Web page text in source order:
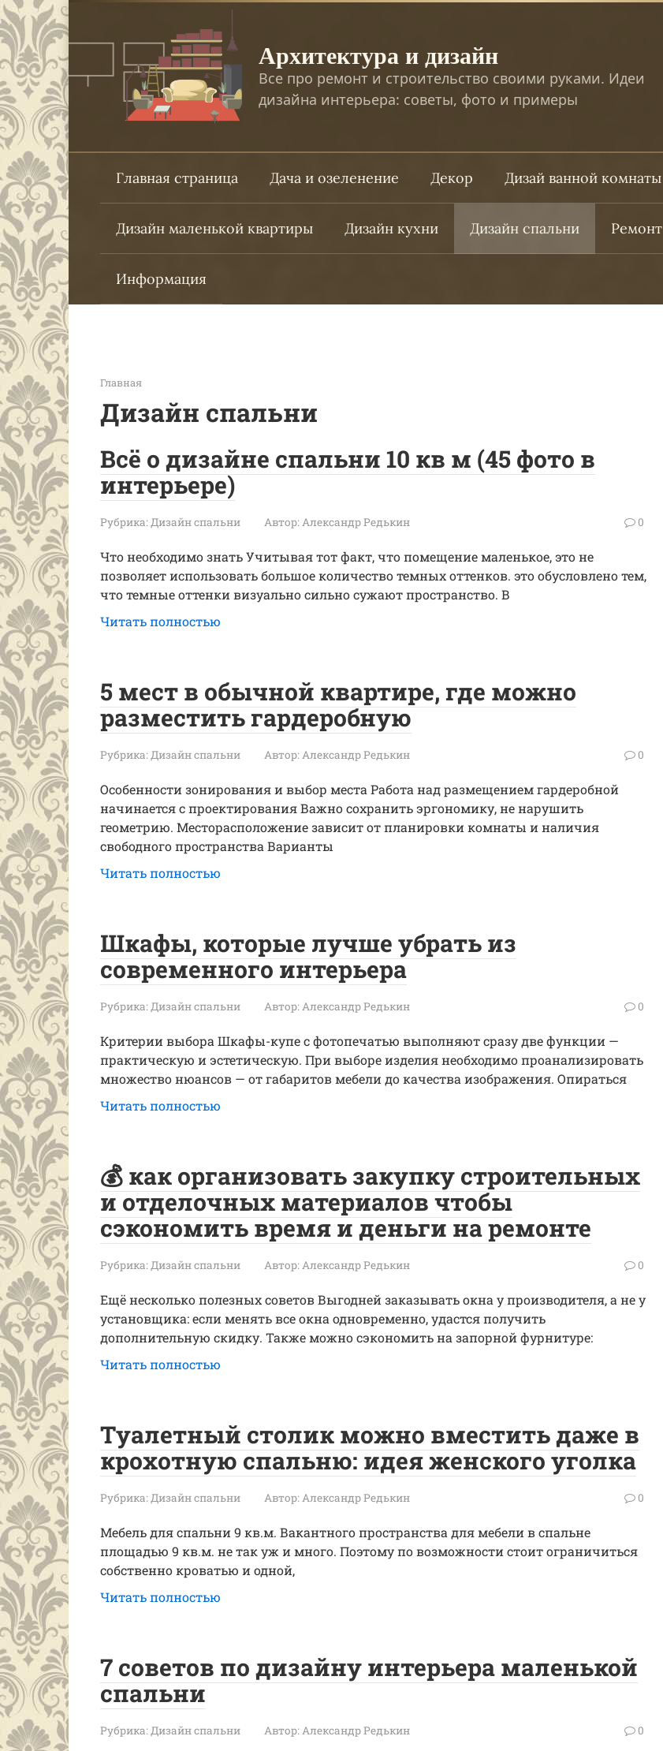
Перейти
к
контенту
Архитектура и дизайн
Все про ремонт и строительство своими руками. Идеи
дизайна интерьера: советы, фото и примеры
Главная страница Дача и озеленение Декор Дизай ванной комнаты
Дизайн маленькой квартиры Дизайн кухни Дизайн спальни Ремонт
Информация
Главная
Дизайн спальни
Всё о дизайне спальни 10 кв м (45 фото в
интерьере)
Рубрика:Дизайн спальни Автор:Александр Редькин 0
Что необходимо знать Учитывая тот факт, что помещение маленькое, это не
позволяет использовать большое количество темных оттенков. это обусловлено тем,
что темные оттенки визуально сильно сужают пространство. В
Читать полностью
5 мест в обычной квартире, где можно
разместить гардеробную
Рубрика:Дизайн спальни Автор:Александр Редькин 0
Особенности зонирования и выбор места Работа над размещением гардеробной
начинается с проектирования Важно сохранить эргономику, не нарушить
геометрию. Месторасположение зависит от планировки комнаты и наличия
свободного пространства Варианты
Читать полностью
Шкафы, которые лучше убрать из
современного интерьера
Рубрика:Дизайн спальни Автор:Александр Редькин 0
Критерии выбора Шкафы-купе с фотопечатью выполняют сразу две функции —
практическую и эстетическую. При выборе изделия необходимо проанализировать
множество нюансов — от габаритов мебели до качества изображения. Опираться
Читать полностью
💰 как организовать закупку строительных
и отделочных материалов чтобы
сэкономить время и деньги на ремонте
Рубрика:Дизайн спальни Автор:Александр Редькин 0
Ещё несколько полезных советов Выгодней заказывать окна у производителя, а не у
установщика: если менять все окна одновременно, удастся получить
дополнительную скидку. Также можно сэкономить на запорной фурнитуре:
Читать полностью
Туалетный столик можно вместить даже в
крохотную спальню: идея женского уголка
Рубрика:Дизайн спальни Автор:Александр Редькин 0
Мебель для спальни 9 кв.м. Вакантного пространства для мебели в спальне
площадью 9 кв.м. не так уж и много. Поэтому по возможности стоит ограничиться
собственно кроватью и одной,
Читать полностью
7 советов по дизайну интерьера маленькой
спальни
Рубрика:Дизайн спальни Автор:Александр Редькин 0